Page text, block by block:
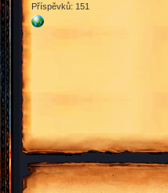
Příspěvků: 151